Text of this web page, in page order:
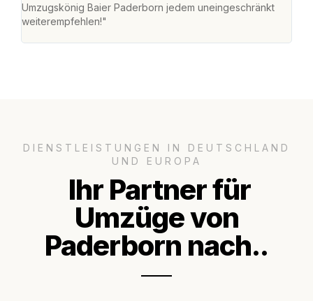
Umzugskönig Baier Paderborn jedem uneingeschränkt
weiterempfehlen!"
DIENSTLEISTUNGEN IN DEUTSCHLAND
UND EUROPA
Ihr Partner für
Umzüge von
Paderborn nach..